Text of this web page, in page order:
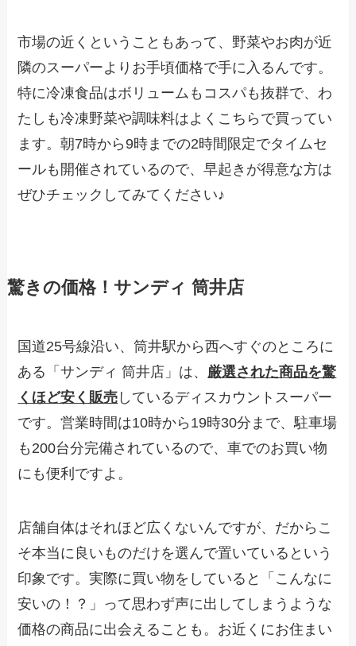
市場の近くということもあって、野菜やお肉が近
隣のスーパーよりお手頃価格で手に入るんです。
特に冷凍食品はボリュームもコスパも抜群で、わ
たしも冷凍野菜や調味料はよくこちらで買ってい
ます。朝7時から9時までの2時間限定でタイムセ
ールも開催されているので、早起きが得意な方は
ぜひチェックしてみてください♪
驚きの価格！サンディ 筒井店
国道25号線沿い、筒井駅から西へすぐのところに
ある「サンディ 筒井店」は、 厳選された商品を驚
くほど安く販売 しているディスカウントスーパー
です。営業時間は10時から19時30分まで、駐車場
も200台分完備されているので、車でのお買い物
にも便利ですよ。
店舗自体はそれほど広くないんですが、だからこ
そ本当に良いものだけを選んで置いているという
印象です。実際に買い物をしていると「こんなに
安いの！？」って思わず声に出してしまうような
価格の商品に出会えることも。お近くにお住まい